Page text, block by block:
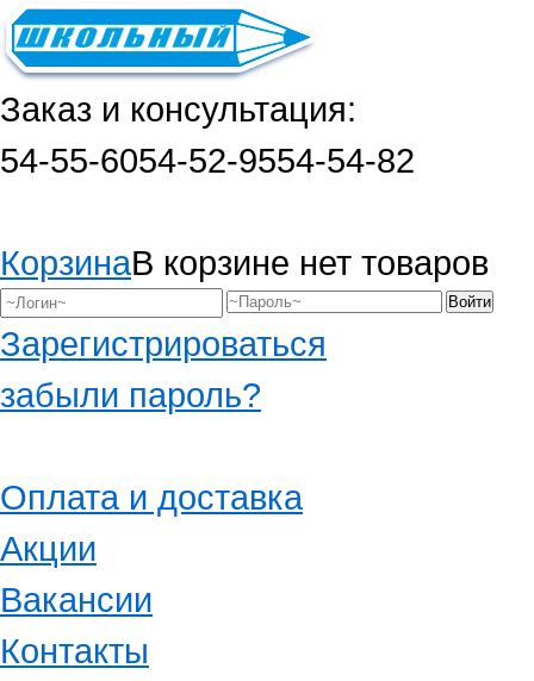
Заказ и консультация:
54-55-6054-52-9554-54-82
КорзинаВ корзине нет товаров
Зарегистрироваться
забыли пароль?
Оплата и доставка
Акции
Вакансии
Контакты